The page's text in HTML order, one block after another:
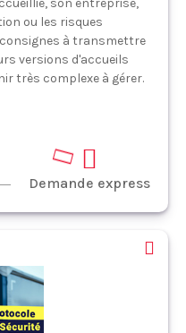
son entreprise,
ou les risques
consignes à transmettre
versions d'accueils
très complexe à gérer.
Demande express